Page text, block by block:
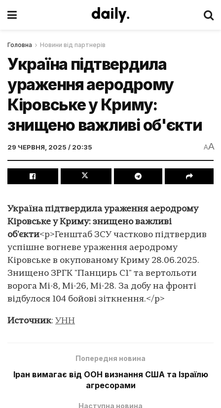
Головна Новини від партнерів
Україна підтвердила
ураження аеродрому
Кіровське у Криму:
знищено важливі об'єкти
29 ЧЕРВНЯ, 2025 / 20:35 AA
Україна підтвердила ураження аеродрому
Кіровське у Криму: знищено важливі
об'єкти<p>Генштаб ЗСУ частково підтвердив
успішне вогневе ураження аеродрому
Кіровське в окупованому Криму 28.06.2025.
Знищено ЗРГК "Панцирь С1" та вертольоти
ворога Мі-8, Мі-26, Мі-28. За добу на фронті
відбулося 104 бойові зіткнення.</p>
Источник: УНН
Попередня новина
Іран вимагає від ООН визнання США та Ізраїлю
агресорами
Наступна новина